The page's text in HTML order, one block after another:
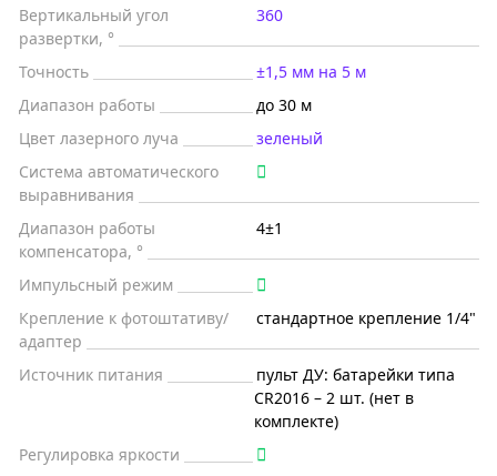
Вертикальный угол
развертки, °
360
Точность
±1,5 мм на 5 м
Диапазон работы
до 30 м
Цвет лазерного луча
зеленый
Система автоматического
выравнивания
Диапазон работы
компенсатора, °
4±1
Импульсный режим
Крепление к фотоштативу/
адаптер
стандартное крепление 1/4"
Источник питания
пульт ДУ: батарейки типа
CR2016 – 2 шт. (нет в
комплекте)
Регулировка яркости